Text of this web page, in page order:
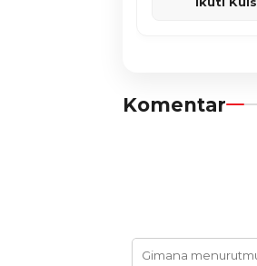
Komentar